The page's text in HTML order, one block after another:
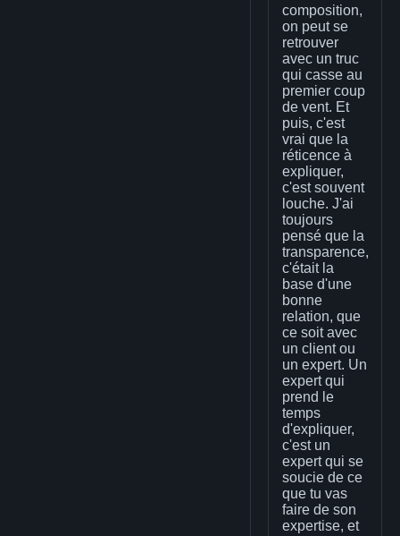
composition,
on peut se
retrouver
avec un truc
qui casse au
premier coup
de vent. Et
puis, c'est
vrai que la
réticence à
expliquer,
c'est souvent
louche. J'ai
toujours
pensé que la
transparence,
c'était la
base d'une
bonne
relation, que
ce soit avec
un client ou
un expert. Un
expert qui
prend le
temps
d'expliquer,
c'est un
expert qui se
soucie de ce
que tu vas
faire de son
expertise, et